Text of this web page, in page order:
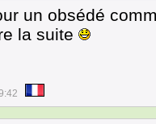
un obsédé
la suite